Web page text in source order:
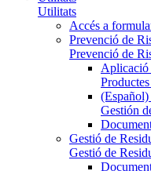
Utilitats
Accés a
Prevenció de
Prevenció de
Aplicació
Gestión
Gestió de
Gestió de